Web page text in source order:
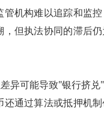
机构难以追踪和监控
但执法协同的滞后
异可能导致"银行挤
通过算法或抵押机